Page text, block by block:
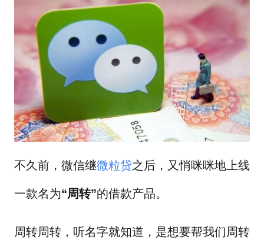
不久前，微信继微粒贷之后，又悄咪咪地上线
一款名为“周转”的借款产品。
周转周转，听名字就知道，是想要帮我们周转